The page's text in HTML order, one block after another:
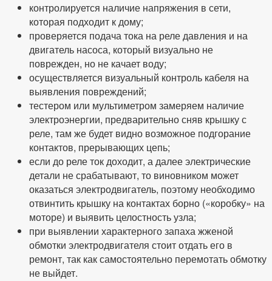
контролируется наличие напряжения в сети,
которая подходит к дому;
проверяется подача тока на реле давления и на
двигатель насоса, который визуально не
поврежден, но не качает воду;
осуществляется визуальный контроль кабеля на
выявления повреждений;
тестером или мультиметром замеряем наличие
электроэнергии, предварительно сняв крышку с
реле, там же будет видно возможное подгорание
контактов, прерывающих цепь;
если до реле ток доходит, а далее электрические
детали не срабатывают, то виновником может
оказаться электродвигатель, поэтому необходимо
отвинтить крышку на контактах борно («коробку» на
моторе) и выявить целостность узла;
при выявлении характерного запаха жженой
обмотки электродвигателя стоит отдать его в
ремонт, так как самостоятельно перемотать обмотку
не выйдет.